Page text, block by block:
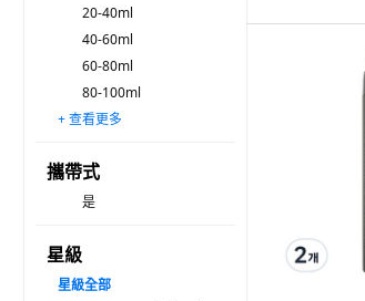
20-40ml
40-60ml
60-80ml
80-100ml
100-500ml
500-1,000ml
1,000-2,000ml
2,000-3,000ml
3,000-4,000ml
4,000ml 以上
50ml以下
50-100ml
100-200ml
200-300ml
300-500ml
500-800ml
800-1,000ml
1,000-1,500ml
1,500ml 以上
+ 查看更多
攜帶式
是
星級
星級全部